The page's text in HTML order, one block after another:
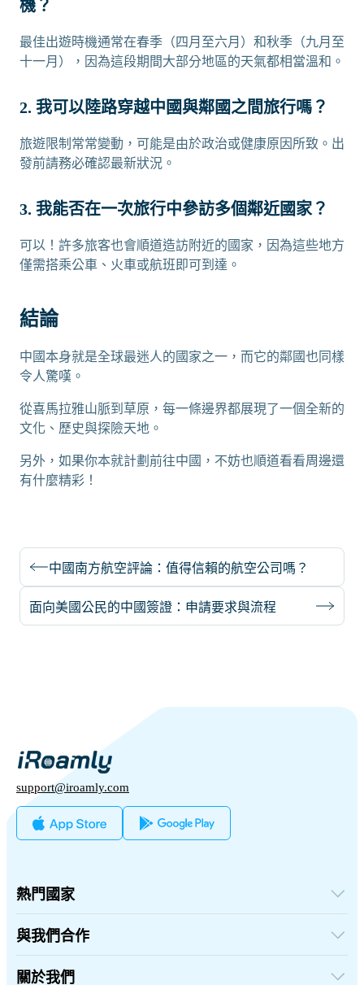
機？
最佳出遊時機通常在春季（四月至六月）和秋季（九月至
十一月），因為這段期間大部分地區的天氣都相當溫和。
2. 我可以陸路穿越中國與鄰國之間旅行嗎？
旅遊限制常常變動，可能是由於政治或健康原因所致。出
發前請務必確認最新狀況。
3. 我能否在一次旅行中參訪多個鄰近國家？
可以！許多旅客也會順道造訪附近的國家，因為這些地方
僅需搭乘公車、火車或航班即可到達。
結論
中國本身就是全球最迷人的國家之一，而它的鄰國也同樣
令人驚嘆。
從喜馬拉雅山脈到草原，每一條邊界都展現了一個全新的
文化、歷史與探險天地。
另外，如果你本就計劃前往中國，不妨也順道看看周邊還
有什麼精彩！
中國南方航空評論：值得信賴的航空公司嗎？
面向美國公民的中國簽證：申請要求與流程
support@iroamly.com
熱門國家
美國
英國
土耳其
泰國
與我們合作
批發平台
推薦及賺取
關於我們